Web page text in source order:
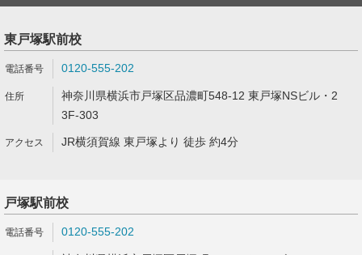
東戸塚駅前校
0120-555-202
神奈川県横浜市戸塚区品濃町548-12 東戸塚NSビル・2
3F-303
JR横須賀線 東戸塚より 徒歩 約4分
戸塚駅前校
0120-555-202